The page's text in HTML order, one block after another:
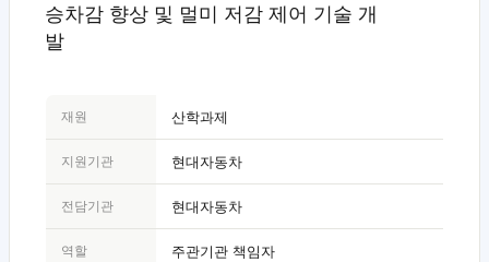
승차감 향상 및 멀미 저감 제어 기술 개
발
재원 산학과제
지원기관 현대자동차
전담기관 현대자동차
역할 주관기관 책임자